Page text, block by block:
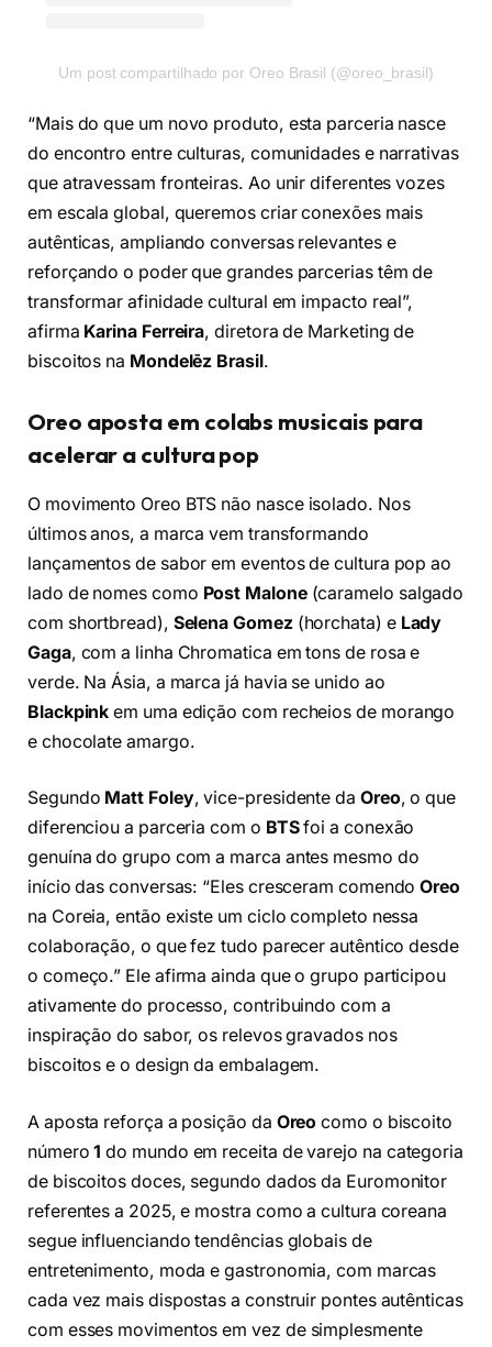
Um post compartilhado por Oreo Brasil (@oreo_brasil)
“Mais do que um novo produto, esta parceria nasce
do encontro entre culturas, comunidades e narrativas
que atravessam fronteiras. Ao unir diferentes vozes
em escala global, queremos criar conexões mais
autênticas, ampliando conversas relevantes e
reforçando o poder que grandes parcerias têm de
transformar afinidade cultural em impacto real”,
afirma Karina Ferreira, diretora de Marketing de
biscoitos na Mondelēz Brasil.
Oreo aposta em colabs musicais para
acelerar a cultura pop
O movimento Oreo BTS não nasce isolado. Nos
últimos anos, a marca vem transformando
lançamentos de sabor em eventos de cultura pop ao
lado de nomes como Post Malone(caramelo salgado
com shortbread), Selena Gomez(horchata) e Lady
Gaga, com a linha Chromatica em tons de rosa e
verde. Na Ásia, a marca já havia se unido ao
Blackpink em uma edição com recheios de morango
e chocolate amargo.
Segundo Matt Foley, vice-presidente da Oreo, o que
diferenciou a parceria com o BTSfoi a conexão
genuína do grupo com a marca antes mesmo do
início das conversas: “Eles cresceram comendoOreo
na Coreia, então existe um ciclo completo nessa
colaboração, o que fez tudo parecer autêntico desde
o começo.” Ele afirma ainda que o grupo participou
ativamente do processo, contribuindo com a
inspiração do sabor, os relevos gravados nos
biscoitos e o design da embalagem.
A aposta reforça a posição da Oreo como o biscoito
número1 do mundo em receita de varejo na categoria
de biscoitos doces, segundo dados da Euromonitor
referentes a 2025, e mostra como a cultura coreana
segue influenciando tendências globais de
entretenimento, moda e gastronomia, com marcas
cada vez mais dispostas a construir pontes autênticas
com esses movimentos em vez de simplesmente